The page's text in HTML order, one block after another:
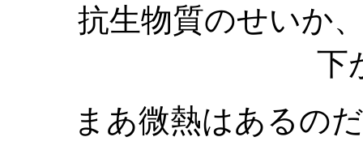
抗生物質のせいか
下
まあ微熱はあるの